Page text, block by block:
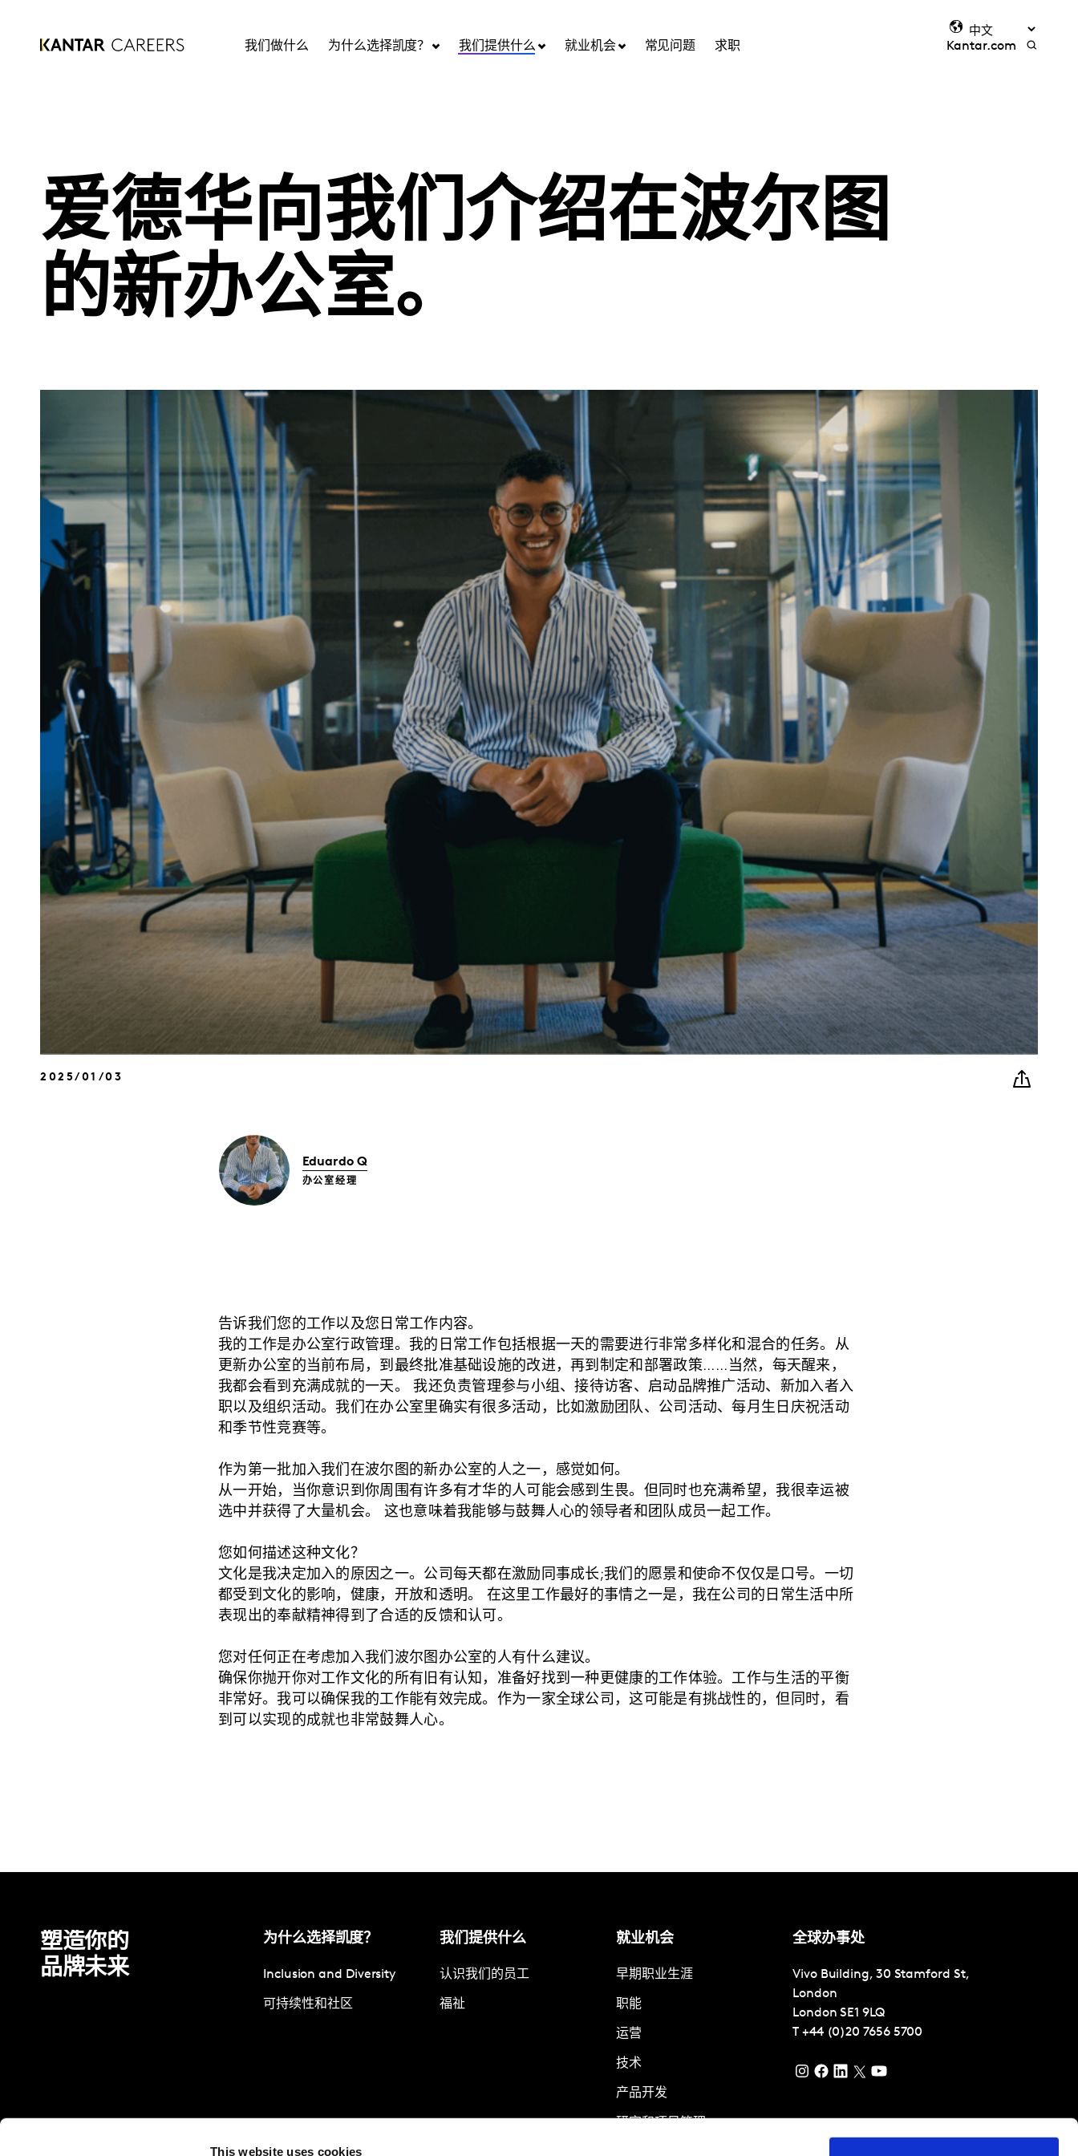
This website uses cookies
我们做什么 为什么选择凯度？ 我们提供什么 就业机会 常见问题 求职 Kantar.com
爱德华向我们介绍在波尔图
的新办公室。
2025/01/03
Eduardo Q
办公室经理
告诉我们您的工作以及您日常工作内容。
我的工作是办公室行政管理。我的日常工作包括根据一天的需要进行非常多样化和混合的任务。从
更新办公室的当前布局，到最终批准基础设施的改进，再到制定和部署政策......当然，每天醒来，
我都会看到充满成就的一天。 我还负责管理参与小组、接待访客、启动品牌推广活动、新加入者入
职以及组织活动。我们在办公室里确实有很多活动，比如激励团队、公司活动、每月生日庆祝活动
和季节性竞赛等。
作为第一批加入我们在波尔图的新办公室的人之一，感觉如何。
从一开始，当你意识到你周围有许多有才华的人可能会感到生畏。但同时也充满希望，我很幸运被
选中并获得了大量机会。 这也意味着我能够与鼓舞人心的领导者和团队成员一起工作。
您如何描述这种文化？
文化是我决定加入的原因之一。公司每天都在激励同事成长;我们的愿景和使命不仅仅是口号。一切
都受到文化的影响，健康，开放和透明。 在这里工作最好的事情之一是，我在公司的日常生活中所
表现出的奉献精神得到了合适的反馈和认可。
您对任何正在考虑加入我们波尔图办公室的人有什么建议。
确保你抛开你对工作文化的所有旧有认知，准备好找到一种更健康的工作体验。工作与生活的平衡
非常好。我可以确保我的工作能有效完成。作为一家全球公司，这可能是有挑战性的，但同时，看
到可以实现的成就也非常鼓舞人心。
塑造你的
品牌未来
为什么选择凯度？
Inclusion and Diversity
可持续性和社区
我们提供什么
认识我们的员工
福祉
就业机会
早期职业生涯
职能
运营
技术
产品开发
全球办事处
Vivo Building, 30 Stamford St,
London
London SE1 9LQ
T +44 (0)20 7656 5700